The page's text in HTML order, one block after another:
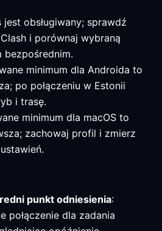
jest obsługiwany; sprawdź
i porównaj wybraną
bezpośrednim.
minimum dla Androida to
po połączeniu w Estonii
i trasę.
minimum dla macOS to
zachowaj profil i zmierz
punkt odniesienia:
połączenie dla zadania